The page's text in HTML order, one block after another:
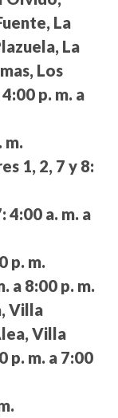
La
La
Los
4:00 p. m. a
m.
1, 2, 7 y 8:
4:00 a. m. a
p. m.
a 8:00 p. m.
Villa
Villa
p. m. a 7:00